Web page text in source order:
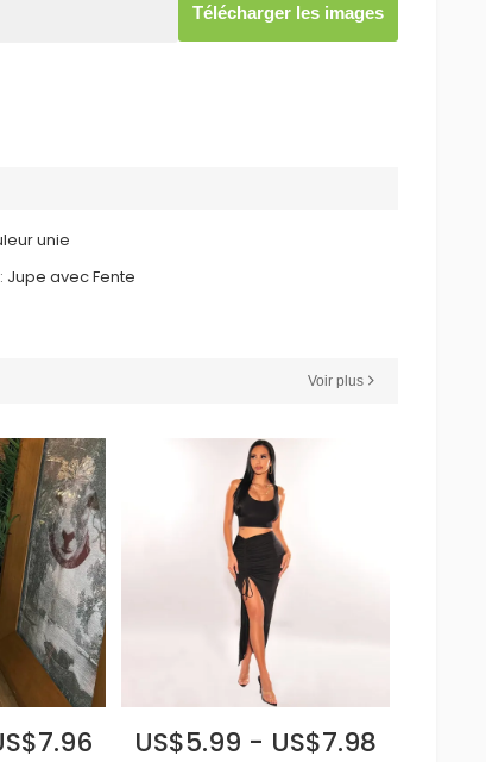
Télécharger les images
unie
Jupe avec Fente
Voir plus
US$5.99 - US$7.98